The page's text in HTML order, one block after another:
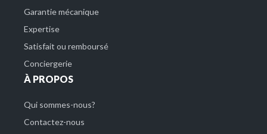
Garantie mécanique
Expertise
Satisfait ou remboursé
Conciergerie
À PROPOS
Qui sommes-nous?
Contactez-nous